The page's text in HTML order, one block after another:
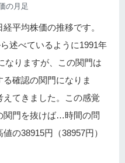
の月足
平均株価の推移です。
述べているように1991年
なりますが、この関門は
確認の関門になりま
てきました。この感覚
関門を抜けば…時間の問
の38915円（38957円）